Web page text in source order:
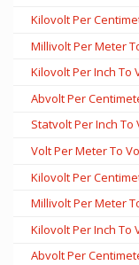
Kilovolt Per
Millivolt Per Meter
Kilovolt Per Inch To
Abvolt Per
Statvolt Per Inch To
Volt Per Meter To
Kilovolt Per
Millivolt Per Meter
Kilovolt Per Inch To
Abvolt Per